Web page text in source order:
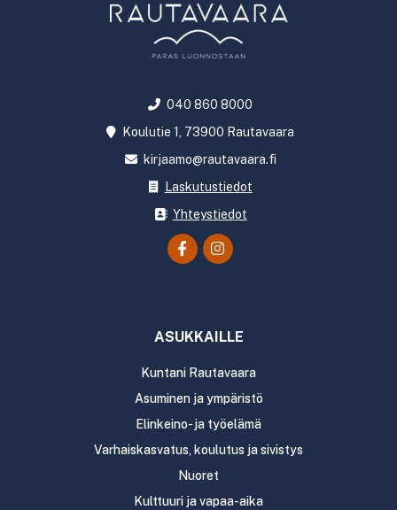
040 860 8000
Koulutie 1, 73900 Rautavaara
kirjaamo@rautavaara.fi
Laskutustiedot
Yhteystiedot
ASUKKAILLE
Kuntani Rautavaara
Asuminen ja ympäristö
Elinkeino- ja työelämä
Varhaiskasvatus, koulutus ja sivistys
Nuoret
Kulttuuri ja vapaa-aika